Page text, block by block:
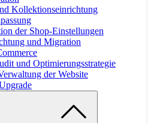
Kollektionseinrichtung
der Shop-Einstellungen
und Migration
und Optimierungsstrategie
der Website